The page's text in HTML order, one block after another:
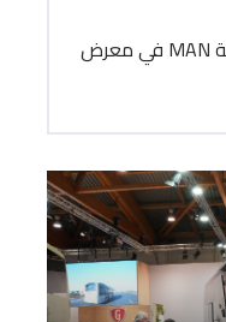
جيوشي تعزز شراكاتها مع شركة MAN في معرض